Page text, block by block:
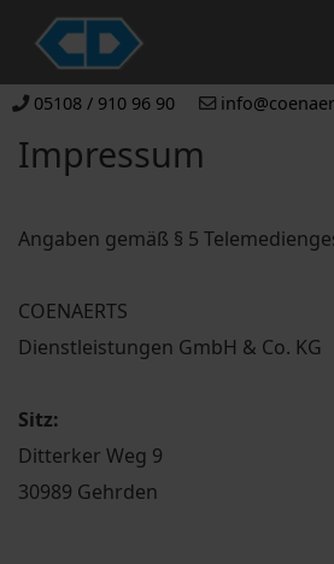
05108 / 910 96 90
Impressum
Angaben gemäß § 5
COENAERTS
Dienstleistungen GmbH & Co. KG
Sitz:
Ditterker Weg 9
30989 Gehrden